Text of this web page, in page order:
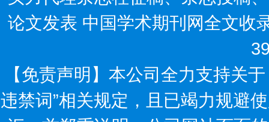
论文发表 中国学术期刊网全文收
【免责声明】本公司全力支持关
违禁词”相关规定，且已竭力规避